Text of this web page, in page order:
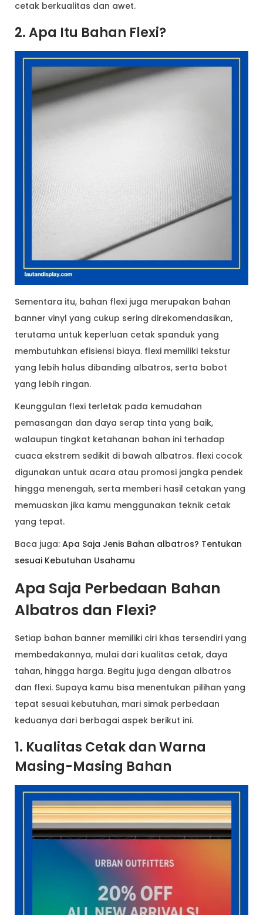
cetak berkualitas dan awet.
2. Apa Itu Bahan Flexi?
Sementara itu, bahan flexi juga merupakan bahan
banner vinyl yang cukup sering direkomendasikan,
terutama untuk keperluan cetak spanduk yang
membutuhkan efisiensi biaya. flexi memiliki tekstur
yang lebih halus dibanding albatros, serta bobot
yang lebih ringan.
Keunggulan flexi terletak pada kemudahan
pemasangan dan daya serap tinta yang baik,
walaupun tingkat ketahanan bahan ini terhadap
cuaca ekstrem sedikit di bawah albatros. flexi cocok
digunakan untuk acara atau promosi jangka pendek
hingga menengah, serta memberi hasil cetakan yang
memuaskan jika kamu menggunakan teknik cetak
yang tepat.
Baca juga: Apa Saja Jenis Bahan albatros? Tentukan
sesuai Kebutuhan Usahamu
Apa Saja Perbedaan Bahan
Albatros dan Flexi?
Setiap bahan banner memiliki ciri khas tersendiri yang
membedakannya, mulai dari kualitas cetak, daya
tahan, hingga harga. Begitu juga dengan albatros
dan flexi. Supaya kamu bisa menentukan pilihan yang
tepat sesuai kebutuhan, mari simak perbedaan
keduanya dari berbagai aspek berikut ini.
1. Kualitas Cetak dan Warna
Masing-Masing Bahan